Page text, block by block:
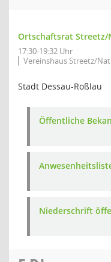
Ortschaftsrat Streetz/
17:30-19:32 Uhr
Vereinshaus Streetz/
Stadt Dessau-Roßlau
Öffentliche
Niederschrift